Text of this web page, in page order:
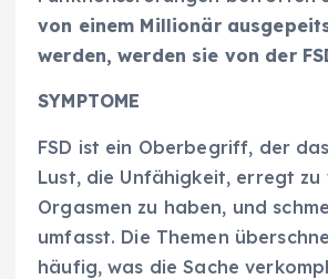
von einem Millionär
werden, werden sie von der
SYMPTOME
FSD ist ein Oberbegriff, der
Lust, die Unfähigkeit, erregt
Orgasmen zu haben, und
umfasst. Die Themen
häufig, was die Sache